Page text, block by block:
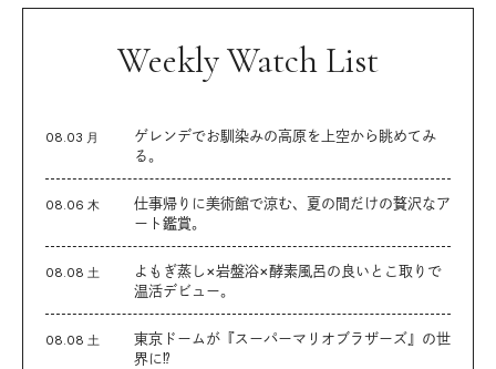
Weekly Watch List
08.03 月
ゲレンデでお馴染みの高原を上空から眺めてみ
る。
08.06 木
仕事帰りに美術館で涼む、夏の間だけの贅沢なア
ート鑑賞。
08.08 土
よもぎ蒸し×岩盤浴×酵素風呂の良いとこ取りで
温活デビュー。
08.08 土
東京ドームが『スーパーマリオブラザーズ』の世
界に⁉︎